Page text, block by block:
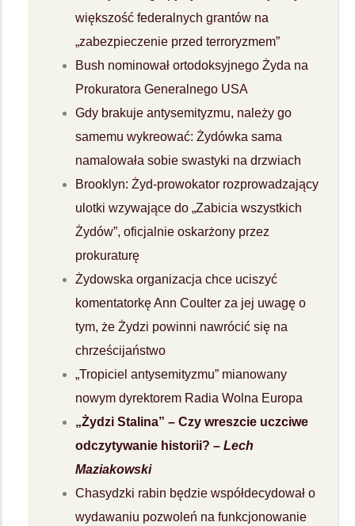
większość federalnych grantów na
„zabezpieczenie przed terroryzmem”
Bush nominował ortodoksyjnego Żyda na
Prokuratora Generalnego USA
Gdy brakuje antysemityzmu, należy go
samemu wykreować: Żydówka sama
namalowała sobie swastyki na drzwiach
Brooklyn: Żyd-prowokator rozprowadzający
ulotki wzywające do „Zabicia wszystkich
Żydów”, oficjalnie oskarżony przez
prokuraturę
Żydowska organizacja chce uciszyć
komentatorkę Ann Coulter za jej uwagę o
tym, że Żydzi powinni nawrócić się na
chrześcijaństwo
„Tropiciel antysemityzmu” mianowany
nowym dyrektorem Radia Wolna Europa
„Żydzi Stalina” – Czy wreszcie uczciwe
odczytywanie historii? – Lech
Maziakowski
Chasydzki rabin będzie współdecydował o
wydawaniu pozwoleń na funkcjonowanie